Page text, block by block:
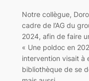
Notre collègue,
cadre de l’AG du
2024, afin de faire
« Une poldoc en
intervention visait à
bibliothèque de se